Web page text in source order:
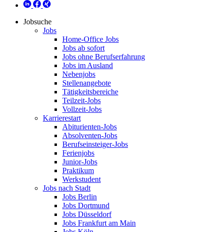
Jobsuche
Jobs
Home-Office Jobs
Jobs ab sofort
Jobs ohne Berufserfahrung
Jobs im Ausland
Nebenjobs
Stellenangebote
Tätigkeitsbereiche
Teilzeit-Jobs
Vollzeit-Jobs
Karrierestart
Abiturienten-Jobs
Absolventen-Jobs
Berufseinsteiger-Jobs
Ferienjobs
Junior-Jobs
Praktikum
Werkstudent
Jobs nach Stadt
Jobs Berlin
Jobs Dortmund
Jobs Düsseldorf
Jobs Frankfurt am Main